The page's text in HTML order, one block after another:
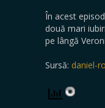
În acest
două mari
pe lângă
Sursă: daniel-